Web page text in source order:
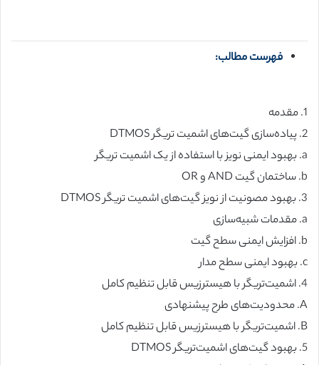
فهرست مطالب:
1. مقدمه
2. پیاده‌سازی گیت‌های اشمیت تریگر DTMOS
a. بهبود ایمنی نویز با استفاده از یک اشمیت تریگر
b. ساختمان گیت AND و OR
3. بهبود مصونیت از نویز گیت‌های اشمیت تریگر DTMOS
a. مقدمات شبیه‌سازی
b. افزایش ایمنی سطح گیت
c. بهبود ایمنی سطح مدار
4. اشمیت‌تریگر با هیسترزیس قابل تنظیم کامل
A. محدودیت‌های طرح پیشنهادی
B. اشمیت‌تریگر با هیسترزیس قابل تنظیم کامل
5. بهبود گیت‌های اشمیت‌تریگر DTMOS